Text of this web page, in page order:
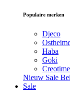
Populaire merken
Djeco
Haba
Goki
Creotime
Nieuw Sale
Sale